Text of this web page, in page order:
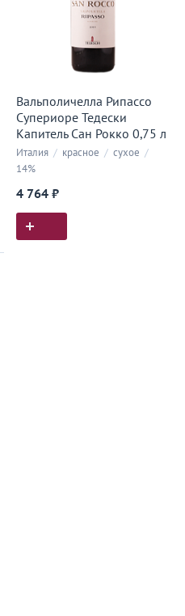
Вальполичелла Рипассо
Супериоре Тедески
Капитель Сан Рокко 0,75 л
Италия / красное / сухое /
14%
4 764 ₽